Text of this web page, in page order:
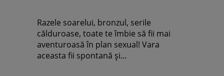
Razele soarelui, bronzul, serile
călduroase, toate te îmbie să fii mai
aventuroasă în plan sexual! Vara
aceasta fii spontană şi...